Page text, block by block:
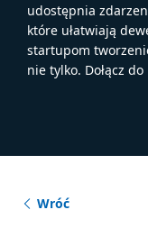
udostępnia
które ułatwiają
startupom
nie tylko. Dołącz do
Wróć